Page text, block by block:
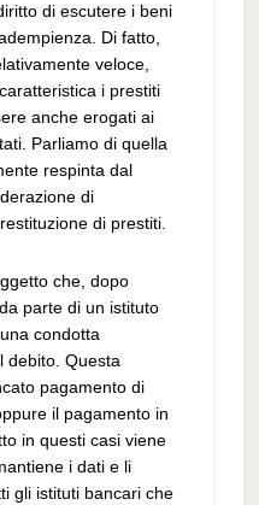
di escutere i beni
Di fatto,
veloce,
i prestiti
anche erogati ai
Parliamo di quella
respinta dal
di
di prestiti.
che, dopo
parte di un istituto
condotta
debito. Questa
pagamento di
il pagamento in
in questi casi viene
i dati e li
gli istituti bancari che